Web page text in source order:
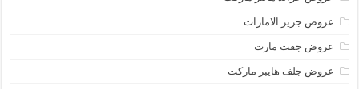
عروض جرير الامارات
عروض جفت مارت
عروض جلف هايبر ماركت